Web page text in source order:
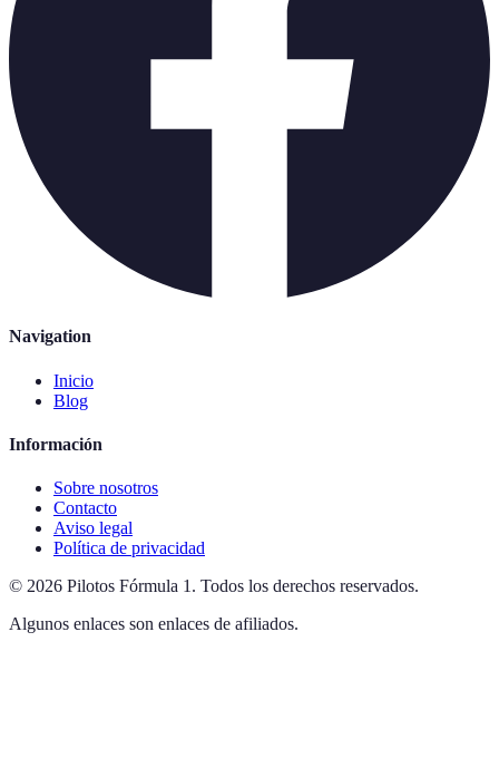
Navigation
Inicio
Blog
Información
Sobre nosotros
Contacto
Aviso legal
Política de privacidad
© 2026 Pilotos Fórmula 1 . Todos los derechos reservados.
Algunos enlaces son enlaces de afiliados.